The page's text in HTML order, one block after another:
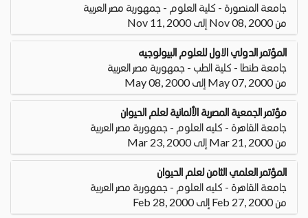
جامعة المنصورة - كلية العلوم - جمهورية مصر العربية
من Nov 08, 2000 إلى Nov 11, 2000
المؤتمر الدولي الاول للعلوم البيولوجيه
جامعة طنطا - كلية الطب - جمهورية مصر العربية
من May 07, 2000 إلى May 08, 2000
مؤتمر الجمعية المصرية الألمانية لعلم الحيوان
جامعة القاهرة - كليه العلوم - جمهورية مصر العربية
من Mar 21, 2000 إلى Mar 23, 2000
المؤتمر العلمي الثامن لعلم الحيوان
جامعة القاهرة - كليه العلوم - جمهورية مصر العربية
من Feb 27, 2000 إلى Feb 28, 2000